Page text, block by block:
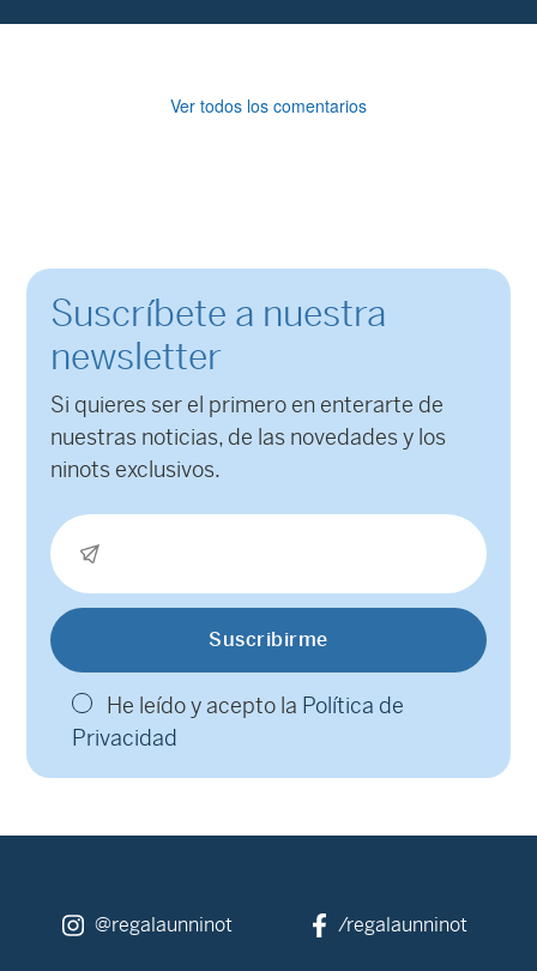
Ver todos los comentarios
Suscríbete a nuestra
newsletter
Si quieres ser el primero en enterarte de
nuestras noticias, de las novedades y los
ninots exclusivos.
He leído y acepto la Política de
Privacidad
@regalaunninot /regalaunninot